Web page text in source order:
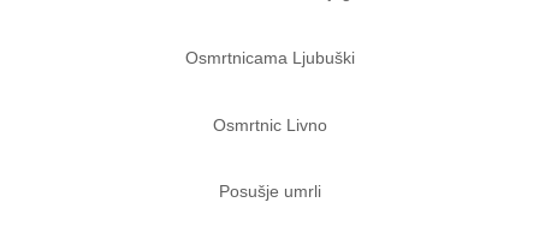
Osmrtnicama Ljubuški
Osmrtnic Livno
Posušje umrli